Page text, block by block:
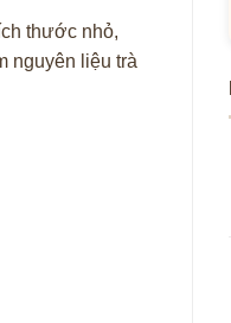
thước nhỏ,
nguyên liệu trà